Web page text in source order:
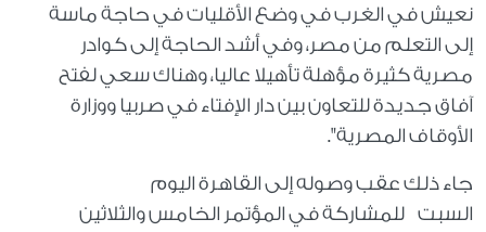
نعيش في الغرب في وضع الأقليات في حاجة ماسة
إلى التعلم من مصر، وفي أشد الحاجة إلى كوادر
مصرية كثيرة مؤهلة تأهيلا عاليا، وهناك سعي لفتح
آفاق جديدة للتعاون بين دار الإفتاء في صربيا ووزارة
الأوقاف المصرية".
جاء ذلك عقب وصوله إلى القاهرة اليوم
السبت للمشاركة في المؤتمر الخامس والثلاثين